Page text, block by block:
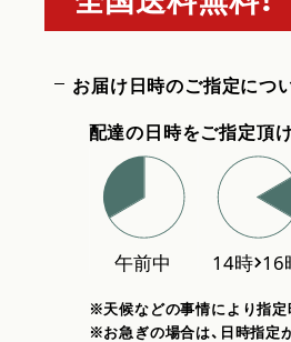
お届け日時のご指定につ
配達の日時をご指定頂け
※天候などの事情により指定
※お急ぎの場合は、日時指定